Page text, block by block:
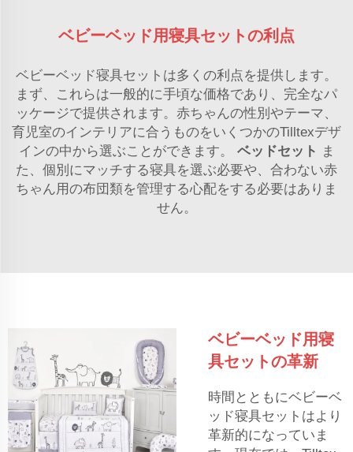
ベビーベッド用寝具セットの利点
ベビーベッド寝具セットは多くの利点を提供します。
まず、これらは一般的に手頃な価格であり、完全なパ
ッケージで提供されます。赤ちゃんの性別やテーマ、
育児室のインテリアに合うものをいくつかのTilltexデザ
インの中から選ぶことができます。 ベッドセット ま
た、個別にマッチする寝具を選ぶ必要や、合わない赤
ちゃん用の布団類を管理する心配をする必要はありま
せん。
ベビーベッド用寝
具セットの革新
時間とともにベビーベ
ッド寝具セットはより
革新的になっていま